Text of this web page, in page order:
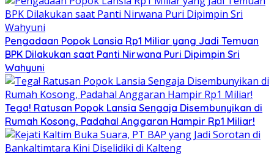
Pengadaan Popok Lansia Rp1 Miliar yang Jadi Temuan
BPK Dilakukan saat Panti Nirwana Puri Dipimpin Sri
Wahyuni
Tega! Ratusan Popok Lansia Sengaja Disembunyikan di
Rumah Kosong, Padahal Anggaran Hampir Rp1 Miliar!